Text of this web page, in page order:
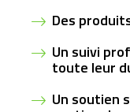
Des
Un suivi
toute leur
Un soutien